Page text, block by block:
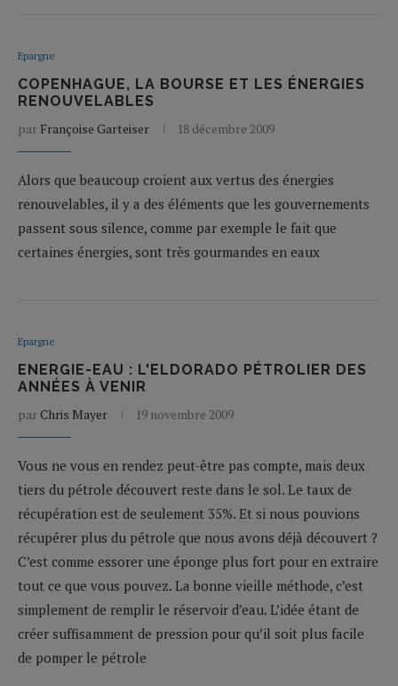
Epargne
COPENHAGUE, LA BOURSE ET LES ÉNERGIES
RENOUVELABLES
par Françoise Garteiser 18 décembre 2009
Alors que beaucoup croient aux vertus des énergies
renouvelables, il y a des éléments que les gouvernements
passent sous silence, comme par exemple le fait que
certaines énergies, sont très gourmandes en eaux
Epargne
ENERGIE-EAU : L'ELDORADO PÉTROLIER DES
ANNÉES À VENIR
parChris Mayer 19 novembre 2009
Vous ne vous en rendez peut-être pas compte, mais deux
tiers du pétrole découvert reste dans le sol. Le taux de
récupération est de seulement 35%. Et si nous pouvions
récupérer plus du pétrole que nous avons déjà découvert ?
C’est comme essorer une éponge plus fort pour en extraire
tout ce que vous pouvez. La bonne vieille méthode, c’est
simplement de remplir le réservoir d’eau. L’idée étant de
créer suffisamment de pression pour qu’il soit plus facile
de pomper le pétrole